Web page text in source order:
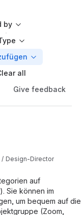
by
all
Give feedback
Design-Director
auf
Sie können im
um bequem auf die
(Zoom,